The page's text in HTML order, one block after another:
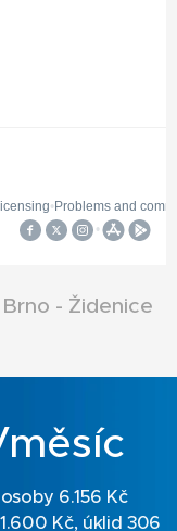
- Židenice
6.156 Kč
Kč, úklid 306